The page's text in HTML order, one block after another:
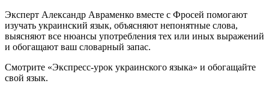
Эксперт Александр Авраменко вместе с Фросей помогают
изучать украинский язык, объясняют непонятные слова,
выясняют все нюансы употребления тех или иных выражений
и обогащают ваш словарный запас.
Смотрите «Экспресс-урок украинского языка» и обогащайте
свой язык.